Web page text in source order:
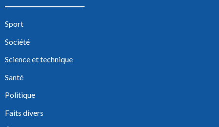
Sport
Société
Science et technique
Santé
Politique
Faits divers